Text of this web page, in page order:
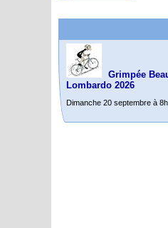
Grimpée
Lombardo 2026
Dimanche 20 septembre à